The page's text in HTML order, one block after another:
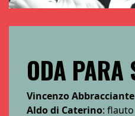
ODA PARA
Vincenzo Abbracciante
Aldo di Caterino: flauto